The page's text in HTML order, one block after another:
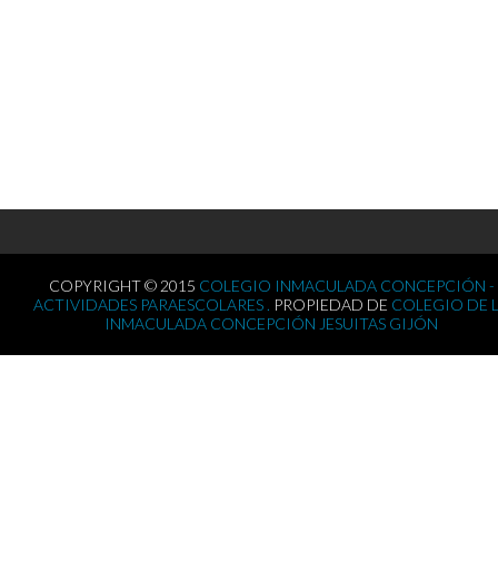
COPYRIGHT © 2015 COLEGIO INMACULADA CONCEPCIÓN -
ACTIVIDADES PARAESCOLARES . PROPIEDAD DE COLEGIO DE
INMACULADA CONCEPCIÓN JESUITAS GIJÓN